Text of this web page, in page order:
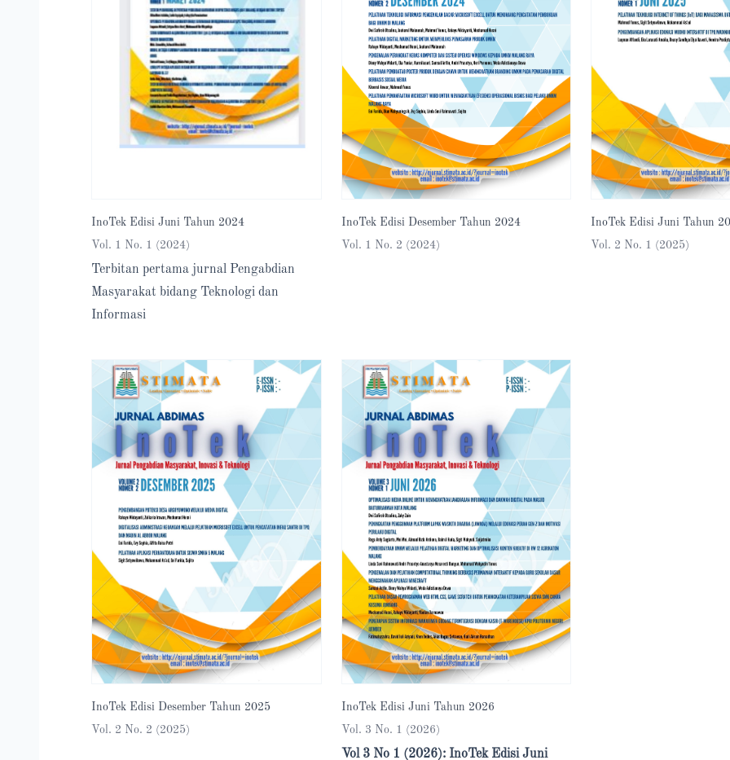
InoTek Edisi Juni Tahun 2024
Vol. 1 No. 1 (2024)
Terbitan pertama jurnal Pengabdian
Masyarakat bidang Teknologi dan
Informasi
InoTek Edisi Desember Tahun 2024
Vol. 1 No. 2 (2024)
InoTek Edisi Juni Tahun
Vol. 2 No. 1 (2025)
InoTek Edisi Desember Tahun 2025
Vol. 2 No. 2 (2025)
InoTek Edisi Juni Tahun 2026
Vol. 3 No. 1 (2026)
Vol 3 No 1 (2026): InoTek Edisi Juni